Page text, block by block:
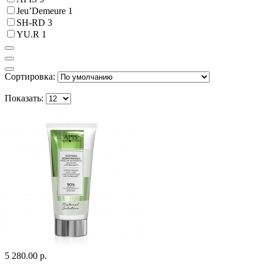
Jeu’Demeure 1
SH-RD 3
YU.R 1
Сортировка:
Показать:
5 280.00 р.